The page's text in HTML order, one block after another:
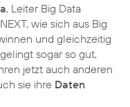
, Leiter Big Data
wie sich aus Big
und gleichzeitig
sogar so gut,
jetzt auch anderen
sie ihre Daten